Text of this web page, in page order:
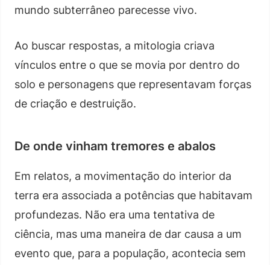
mundo subterrâneo parecesse vivo.
Ao buscar respostas, a mitologia criava
vínculos entre o que se movia por dentro do
solo e personagens que representavam forças
de criação e destruição.
De onde vinham tremores e abalos
Em relatos, a movimentação do interior da
terra era associada a potências que habitavam
profundezas. Não era uma tentativa de
ciência, mas uma maneira de dar causa a um
evento que, para a população, acontecia sem